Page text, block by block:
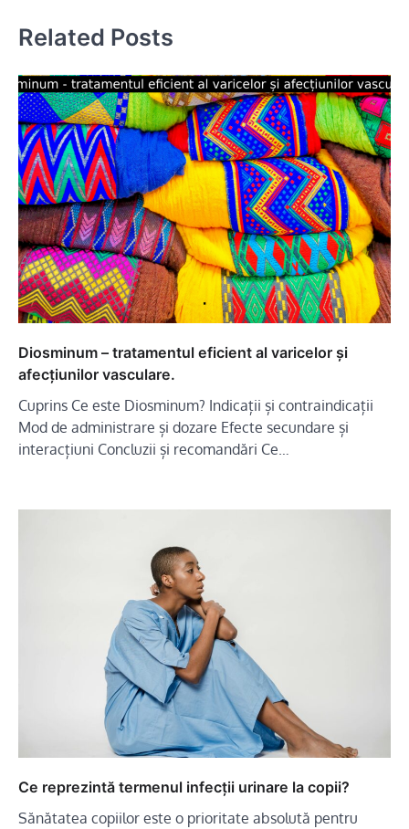
Related Posts
Diosminum – tratamentul eficient al varicelor și
afecțiunilor vasculare.
Cuprins Ce este Diosminum? Indicații și contraindicații
Mod de administrare și dozare Efecte secundare și
interacțiuni Concluzii și recomandări Ce…
Ce reprezintă termenul infecții urinare la copii?
Sănătatea copiilor este o prioritate absolută pentru